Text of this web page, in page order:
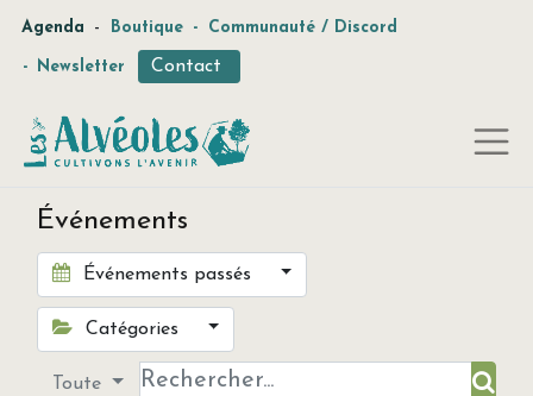
Agenda - Boutique - Communauté / Discord
- Newsletter Contact
Événements
Événements passés
Catégories
Toute